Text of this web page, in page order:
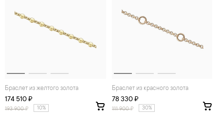
Браслет из желтого золота
174 510 ₽
193 900₽ 10%
Браслет из красного золота
78 330 ₽
111 900₽ 30%